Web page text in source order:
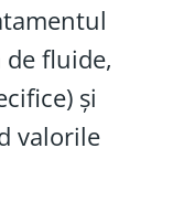
fluide,
și
valorile